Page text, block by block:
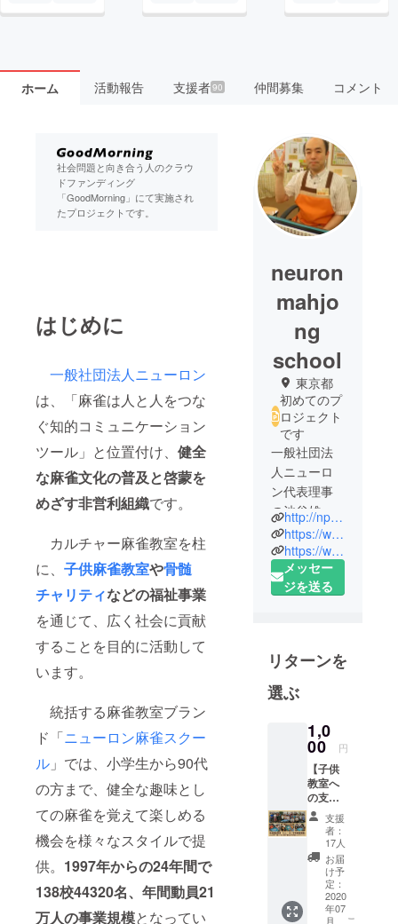
ホーム 活動報告 支援者90 仲間募集 コメント
社会問題と向き合う人のクラウ
ドファンディング
「GoodMorning」にて実施され
たプロジェクトです。
はじめに
一般社団法人ニューロン
は、「麻雀は人と人をつな
ぐ知的コミュニケーション
ツール」と位置付け、 健全
な麻雀文化の普及と啓蒙を
めざす非営利組織です。
カルチャー麻雀教室を柱
に、 子供麻雀教室や骨髄
チャリティなどの福祉事業
を通じて、広く社会に貢献
することを目的に活動して
います。
統括する麻雀教室ブラン
ド「ニューロン麻雀スクー
ル 」では、小学生から90代
の方まで、健全な趣味とし
ての麻雀を覚えて楽しめる
機会を様々なスタイルで提
供。 1997年からの24年間で
138校44320名、年間動員21
万人の事業規模となってい
neuron
mahjo
ng
school
東京都
初めてのプ
ロジェクト
です
一般社団法
人ニューロ
ン代表理事
の池谷雄一
と申しま
す。健全な
麻雀の普及
に「人生」
立ち上げて
早24年。活
動を始めた
1997年当時
は「子供に
麻雀を教え
る」と口に
するだけで
不審者扱
い。しかし
時代は移
り、今では
子供たちが
「麻雀プロ
http://npo-neuron.com/index.html
https://www.youtube.com/embed/9Kq0rJONMgM
https://www.youtube.com/channel/UCzsXE-zzHD4t2mYAdPaLM9g
メッセー
ジを送る
リターンを
選ぶ
1,0
00 円
【子供
教室へ
の支援
金】現
在、子
供専用
講座を
東京で
月2回、
大阪で
月1回、
支援
者：
17人
お届
け予
定：
2020
年07
月